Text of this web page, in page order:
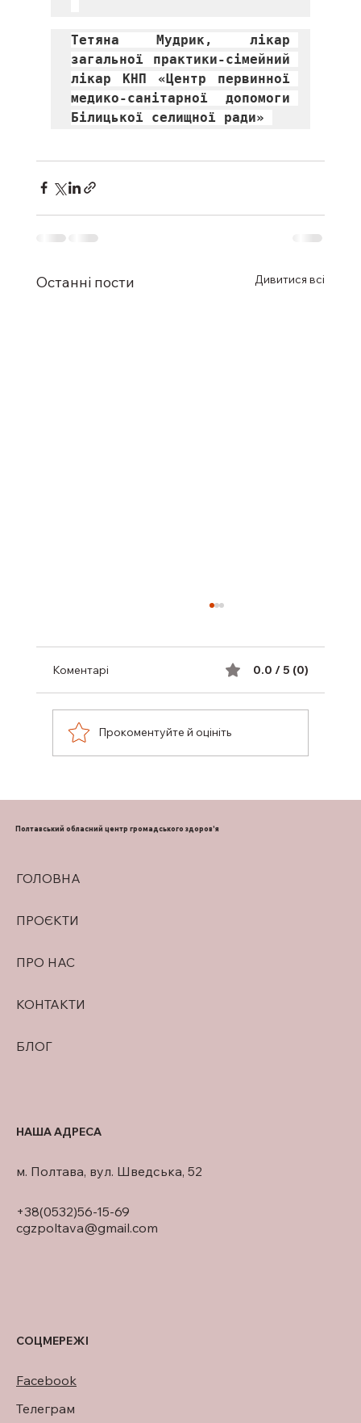
Тетяна Мудрик, лікар
загальної практики-сімейний
лікар КНП «Центр первинної
медико-санітарної допомоги
Білицької селищної ради»
Останні пости Дивитися всі
Коментарі 0.0 / 5 (0)
Прокоментуйте й оцініть
ГОЛОВНА
ПРОЄКТИ
ПРО НАС
КОНТАКТИ
БЛОГ
Полтавський обласний центр громадського здоров'я
+38(0532)56-15-69
cgzpoltava@gmail.com
м. Полтава, вул. Шведська, 52
НАША АДРЕСА
СОЦМЕРЕЖІ
Facebook
Телеграм